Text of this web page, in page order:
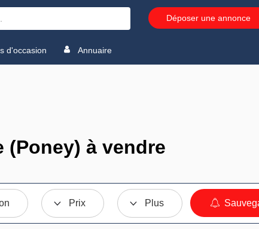
Déposer une annonce
d'occasion Annuaire
à vendre
Prix Plus